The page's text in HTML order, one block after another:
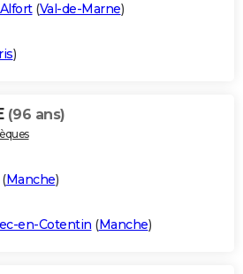
(Val-de-Marne)
)
(96 ans)
(Manche)
en-Cotentin (Manche)